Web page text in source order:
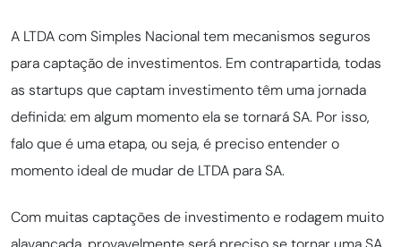
A LTDA com Simples Nacional tem mecanismos seguros
para captação de investimentos. Em contrapartida, todas
as startups que captam investimento têm uma jornada
definida: em algum momento ela se tornará SA. Por isso,
falo que é uma etapa, ou seja, é preciso entender o
momento ideal de mudar de LTDA para SA.
Com muitas captações de investimento e rodagem muito